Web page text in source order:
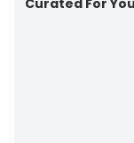
Curated For You